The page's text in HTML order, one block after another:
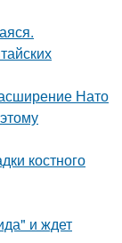
Нато
костного
и ждет